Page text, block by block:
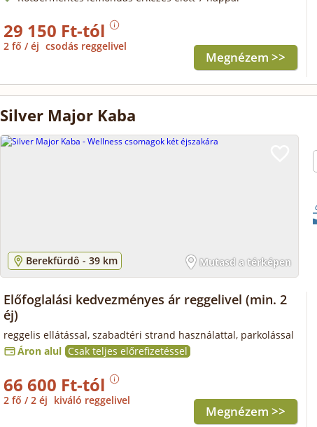
29 150 Ft-tól
2 fő / éj csodás reggelivel
Megnézem >>
Silver Major Kaba
Mutasd a térképen
Berekfürdô - 39 km
Előfoglalási kedvezményes ár reggelivel (min. 2
éj)
reggelis ellátással, szabadtéri strand használattal, parkolással
Áron alul Csak teljes előrefizetéssel
66 600 Ft-tól
2 fő / 2 éj kiváló reggelivel
Megnézem >>